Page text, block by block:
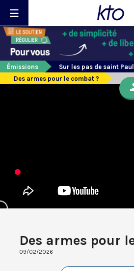
Émissions
Sur les pas de saint Paul
Des armes pour le combat ?
Des armes pour
09/02/2026